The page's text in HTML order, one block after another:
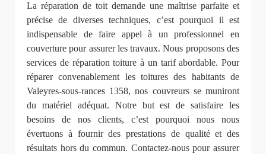
La réparation de toit demande une maîtrise parfaite et
précise de diverses techniques, c’est pourquoi il est
indispensable de faire appel à un professionnel en
couverture pour assurer les travaux. Nous proposons des
services de réparation toiture à un tarif abordable. Pour
réparer convenablement les toitures des habitants de
Valeyres-sous-rances 1358, nos couvreurs se muniront
du matériel adéquat. Notre but est de satisfaire les
besoins de nos clients, c’est pourquoi nous nous
évertuons à fournir des prestations de qualité et des
résultats hors du commun. Contactez-nous pour assurer